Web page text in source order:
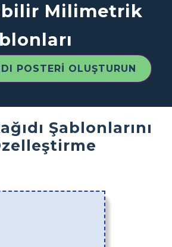
Milimetrik
POSTERI OLUŞTURUN
Şablonlarını